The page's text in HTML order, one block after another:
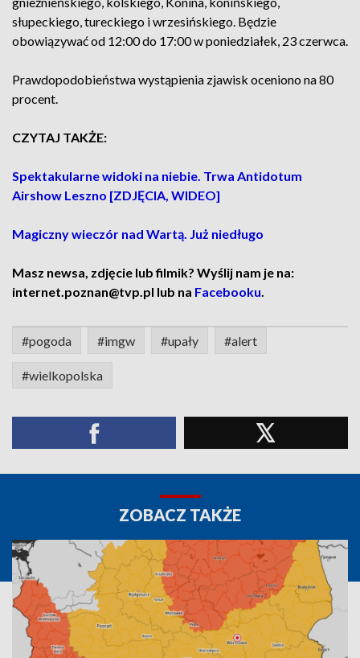
słupeckiego, tureckiego i wrzesińskiego. Będzie
obowiązywać od 12:00 do 17:00 w poniedziałek, 23 czerwca.
Prawdopodobieństwa wystąpienia zjawisk oceniono na 80
procent.
CZYTAJ TAKŻE:
Spektakularne widoki na niebie. Trwa Antidotum
Airshow Leszno [ZDJĘCIA, WIDEO]
Magiczny wieczór nad Wartą. Już niedługo
Masz newsa, zdjęcie lub filmik? Wyślij nam je na:
internet.poznan@tvp.pl lub na Facebooku.
#pogoda #imgw #upały #alert
#wielkopolska
ZOBACZ TAKŻE